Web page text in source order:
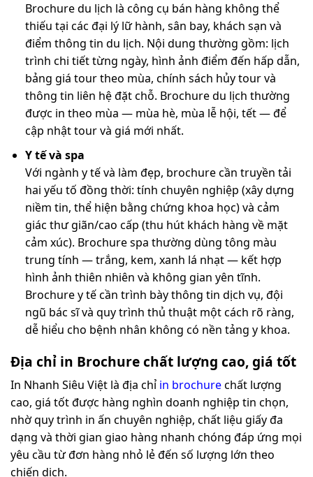
Brochure du lịch là công cụ bán hàng không thể
thiếu tại các đại lý lữ hành, sân bay, khách sạn và
điểm thông tin du lịch. Nội dung thường gồm: lịch
trình chi tiết từng ngày, hình ảnh điểm đến hấp dẫn,
bảng giá tour theo mùa, chính sách hủy tour và
thông tin liên hệ đặt chỗ. Brochure du lịch thường
được in theo mùa — mùa hè, mùa lễ hội, tết — để
cập nhật tour và giá mới nhất.
Y tế và spa
Với ngành y tế và làm đẹp, brochure cần truyền tải
hai yếu tố đồng thời: tính chuyên nghiệp (xây dựng
niềm tin, thể hiện bằng chứng khoa học) và cảm
giác thư giãn/cao cấp (thu hút khách hàng về mặt
cảm xúc). Brochure spa thường dùng tông màu
trung tính — trắng, kem, xanh lá nhạt — kết hợp
hình ảnh thiên nhiên và không gian yên tĩnh.
Brochure y tế cần trình bày thông tin dịch vụ, đội
ngũ bác sĩ và quy trình thủ thuật một cách rõ ràng,
dễ hiểu cho bệnh nhân không có nền tảng y khoa.
Địa chỉ in Brochure chất lượng cao, giá tốt
In Nhanh Siêu Việt là địa chỉ in brochurechất lượng
cao, giá tốt được hàng nghìn doanh nghiệp tin chọn,
nhờ quy trình in ấn chuyên nghiệp, chất liệu giấy đa
dạng và thời gian giao hàng nhanh chóng đáp ứng mọi
yêu cầu từ đơn hàng nhỏ lẻ đến số lượng lớn theo
chiến dịch.